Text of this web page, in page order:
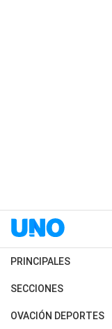
PRINCIPALES
Últimas Noticias
Política
SECCIONES
Horóscopo
OVACIÓN DEPORTES